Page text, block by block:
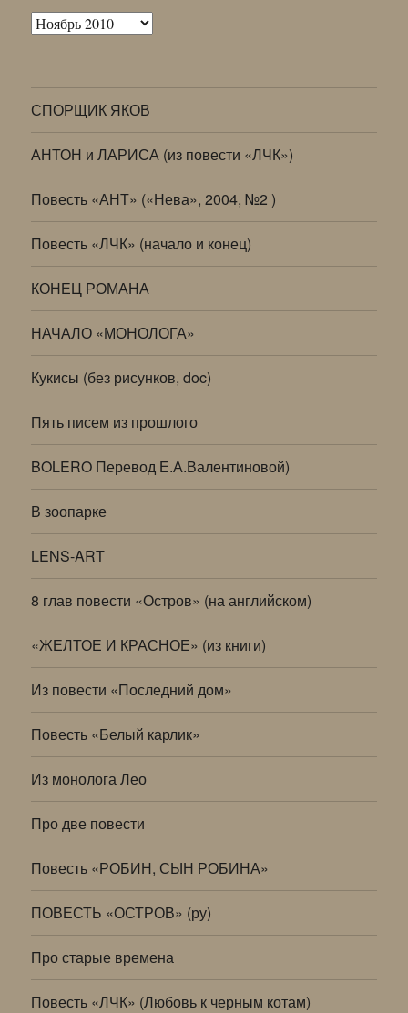
Архивы
СПОРЩИК ЯКОВ
АНТОН и ЛАРИСА (из повести «ЛЧК»)
Повесть «АНТ» («Нева», 2004, №2 )
Повесть «ЛЧК» (начало и конец)
КОНЕЦ РОМАНА
НАЧАЛО «МОНОЛОГА»
Кукисы (без рисунков, doc)
Пять писем из прошлого
BOLERO Перевод Е.А.Валентиновой)
В зоопарке
LENS-ART
8 глав повести «Остров» (на английском)
«ЖЕЛТОЕ И КРАСНОЕ» (из книги)
Из повести «Последний дом»
Повесть «Белый карлик»
Из монолога Лео
Про две повести
Повесть «РОБИН, СЫН РОБИНА»
ПОВЕСТЬ «ОСТРОВ» (ру)
Про старые времена
Повесть «ЛЧК» (Любовь к черным котам)